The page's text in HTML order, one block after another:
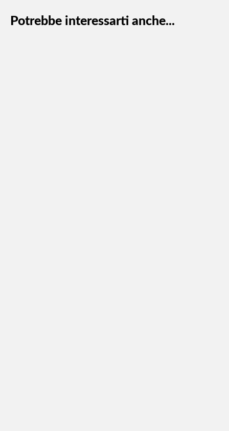
Potrebbe interessarti anche...